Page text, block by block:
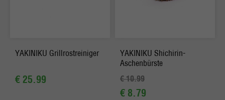
YAKINIKU Grillrostreiniger
€ 25.99
YAKINIKU Shichirin-
Aschenbürste
€ 10.99
€ 8.79